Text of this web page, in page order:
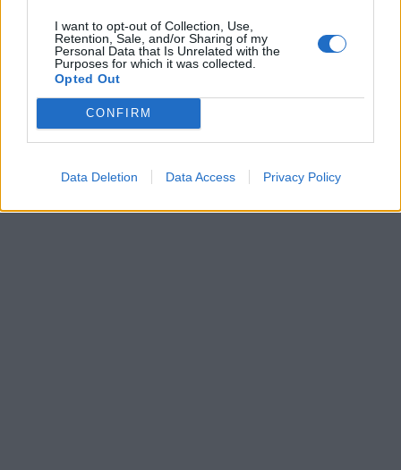
I want to opt-out of Collection, Use,
Retention, Sale, and/or Sharing of my
Personal Data that Is Unrelated with the
Purposes for which it was collected.
Opted Out
CONFIRM
Data Deletion Data Access Privacy Policy
poprawę swojego życia, bije od niego
beznadzieja.